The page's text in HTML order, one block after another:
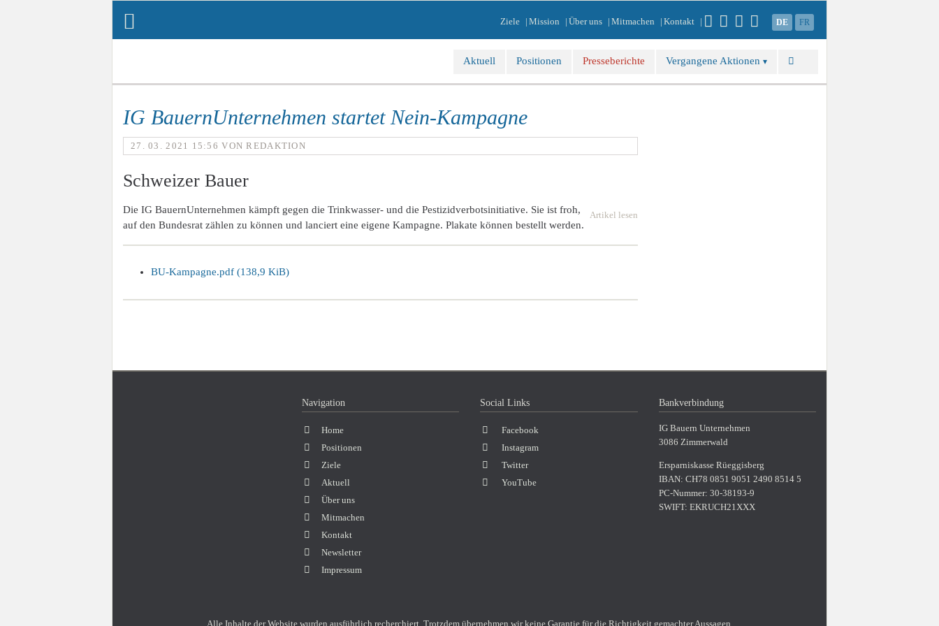
DE FR
überspringen
Kontakt
Mitmachen
Über uns
Mission
Ziele
Navigation
Aktuell Positionen Presseberichte Vergangene Aktionen
IG BauernUnternehmen startet Nein-Kampagne
27. 03. 2021 15:56 VON REDAKTION
Schweizer Bauer
Artikel lesen
Die IG BauernUnternehmen kämpft gegen die Trinkwasser- und die Pestizidverbotsinitiative. Sie ist froh,
auf den Bundesrat zählen zu können und lanciert eine eigene Kampagne. Plakate können bestellt werden.
BU-Kampagne.pdf (138,9 KiB)
Navigation
überspringen
Home
Positionen
Ziele
Aktuell
Über uns
Mitmachen
Kontakt
Newsletter
Impressum
Social Links
Facebook
Instagram
Twitter
YouTube
Bankverbindung
IG Bauern Unternehmen
3086 Zimmerwald
Ersparniskasse Rüeggisberg
IBAN: CH78 0851 9051 2490 8514 5
PC-Nummer: 30-38193-9
SWIFT: EKRUCH21XXX
Alle Inhalte der Website wurden ausführlich recherchiert. Trotzdem übernehmen wir keine Garantie für die Richtigkeit gemachter Aussagen.